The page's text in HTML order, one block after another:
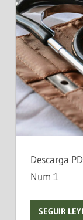
Descarga
Num 1
SEGUIR